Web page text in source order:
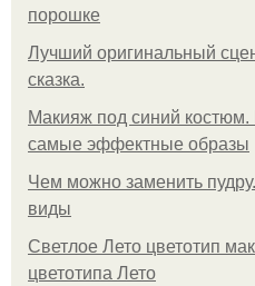
порошке
Лучший оригинальный
сказка.
Макияж под синий
самые эффектные образы
Чем можно заменить
виды
Светлое Лето цветотип
цветотипа Лето